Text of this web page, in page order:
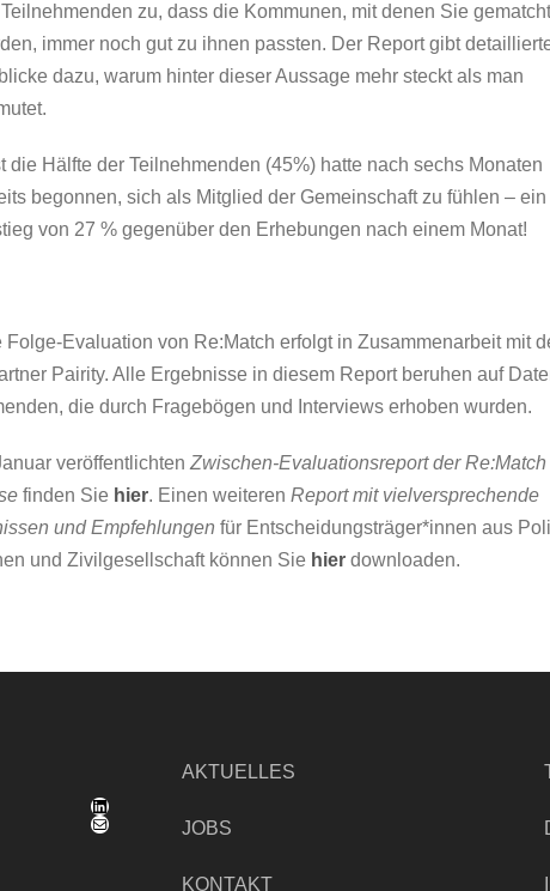
zu, dass die Kommunen, mit denen Sie
immer noch gut zu ihnen passten. Der Report gibt
dazu, warum hinter dieser Aussage mehr steckt als man
die Hälfte der Teilnehmenden (45%) hatte nach sechs Monaten
begonnen, sich als Mitglied der Gemeinschaft zu fühlen – ein
von 27 % gegenüber den Erhebungen nach einem Monat!
Folge-Evaluation von Re:Match erfolgt in Zusammenarbeit mit
Pairity. Alle Ergebnisse in diesem Report beruhen auf
die durch Fragebögen und Interviews erhoben wurden.
veröffentlichtenZwischen-Evaluationsreport der Re:Match
finden Sie hier. Einen weiterenReport mit vielversprechende
und Empfehlungen für Entscheidungsträger*innen aus
und Zivilgesellschaft können Sie hier downloaden.
LinkedIn
E-Mail
AKTUELLES
JOBS
KONTAKT